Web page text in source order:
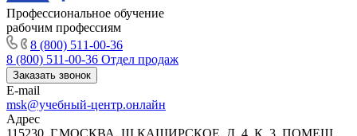
Профессиональное обучение
рабочим профессиям
8 (800) 511-00-36
8 (800) 511-00-36 Отдел продаж
Заказать звонок
E-mail
msk@учебный-центр.онлайн
Адрес
115230, Г.МОСКВА, Ш КАШИРСКОЕ, Д. 4, К. 3, ПОМЕЩ.